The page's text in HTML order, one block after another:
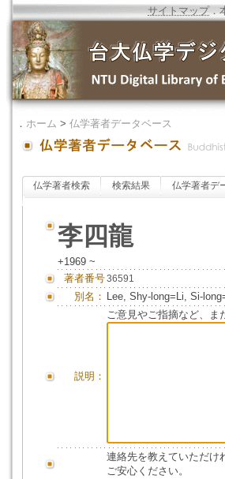
サイトマップ．
． ホーム > 仏学著者データベース
仏学著者検索 検索結果 仏学著者デ
李四龍
+1969 ~
著者番号36591
別名： Lee, Shy-long=Li, Si-
説明：
ご意見やご指摘など、ま
連絡先を教えていただけ
ご安心ください。